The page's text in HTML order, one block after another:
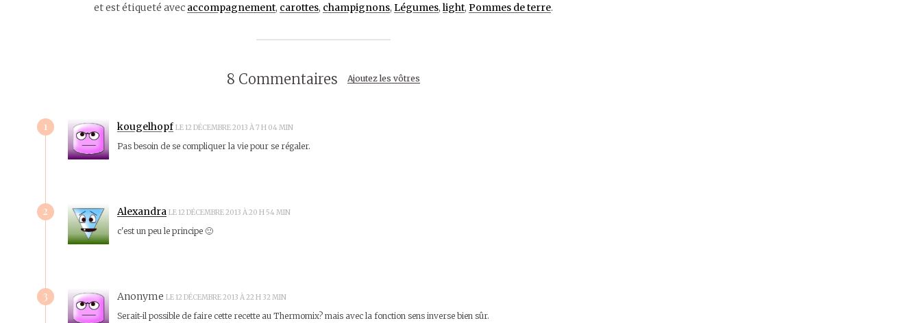
et est étiqueté avec accompagnement, carottes, champignons, Légumes,light, Pommes de terre.
8 Commentaires Ajoutez les vôtres
1 kougelhopf LE 12 DÉCEMBRE 2013 À 7 H 04 MIN
Pas besoin de se compliquer la vie pour se régaler.
2 Alexandra LE 12 DÉCEMBRE 2013 À 20 H 54 MIN
c'est un peu le principe 🙂
3 Anonyme LE 12 DÉCEMBRE 2013 À 22 H 32 MIN
Serait-il possible de faire cette recette au Thermomix? mais avec la fonction sens inverse bien sûr.